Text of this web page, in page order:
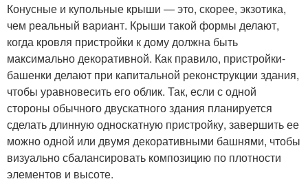
Конусные и купольные крыши — это, скорее, экзотика,
чем реальный вариант. Крыши такой формы делают,
когда кровля пристройки к дому должна быть
максимально декоративной. Как правило, пристройки-
башенки делают при капитальной реконструкции здания,
чтобы уравновесить его облик. Так, если с одной
стороны обычного двускатного здания планируется
сделать длинную односкатную пристройку, завершить ее
можно одной или двумя декоративными башнями, чтобы
визуально сбалансировать композицию по плотности
элементов и высоте.